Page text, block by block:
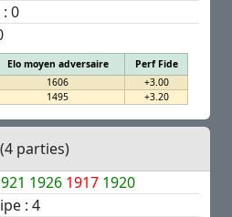
0
Elo moyen adversaire
Perf Fide
1606
+3.00
1495 +3.20
parties)
1926 1917 1920
: 4